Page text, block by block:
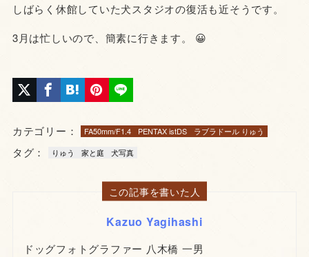
しばらく休館していた犬スタジオの復活も近そうです。
3月は忙しいので、簡素に行きます。 😀
カテゴリー： FA50mm/F1.4 PENTAX istDS ラブラドール りゅう
タグ： りゅう 家と庭 犬写真
この記事を書いた人
Kazuo Yagihashi
ドッグフォトグラファー 八木橋 一男